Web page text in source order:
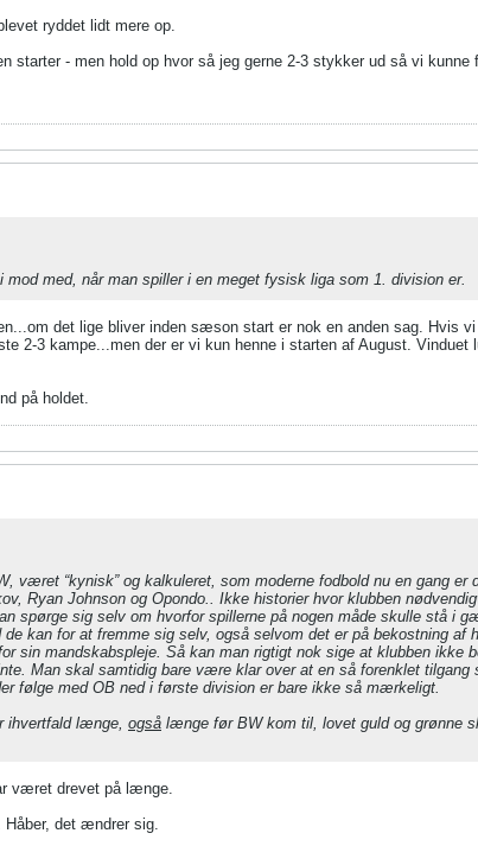
ryddet lidt mere op.
- men hold op hvor så jeg gerne 2-3 stykker ud så vi kunne
med, når man spiller i en meget fysisk liga som 1. division er.
det lige bliver inden sæson start er nok en anden sag. Hvis vi
2-3 kampe...men der er vi kun henne i starten af August. Vinduet
på holdet.
“kynisk” og kalkuleret, som moderne fodbold nu en gang er
Ryan Johnson og Opondo.. Ikke historier hvor klubben
spørge sig selv om hvorfor spillerne på nogen måde skulle stå i
kan for at fremme sig selv, også selvom det er på bekostning af
sin mandskabspleje. Så kan man rigtigt nok sige at klubben ikke
Man skal samtidig bare være klar over at en så forenklet
følge med OB ned i første division er bare ikke så mærkeligt.
ihvertfald længe, også længe før BW kom til, lovet guld og grønne
været drevet på længe.
det ændrer sig.